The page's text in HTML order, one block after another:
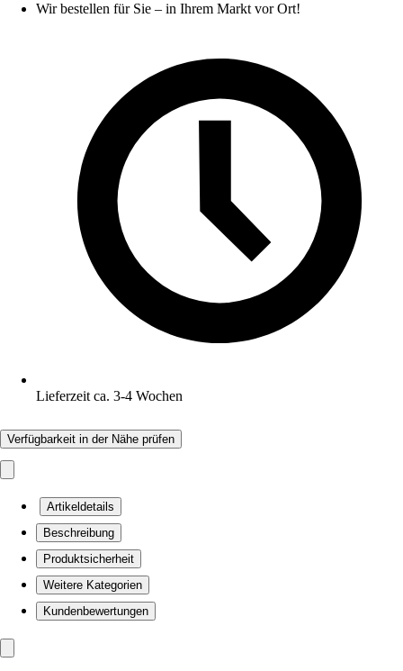
Wir bestellen für Sie – in Ihrem Markt vor Ort!
Lieferzeit ca. 3-4 Wochen
Verfügbarkeit in der Nähe prüfen
Artikeldetails
Beschreibung
Produktsicherheit
Weitere Kategorien
Kundenbewertungen